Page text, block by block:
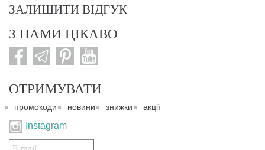
ЗАЛИШИТИ ВІДГУК
З НАМИ ЦІКАВО
ОТРИМУВАТИ
промокоди новини знижки акції
Instagram
Подписаться